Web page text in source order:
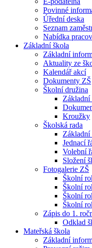
Povinné
Úřední deska
Seznam
Nabídka
Základní škola
Základní
Aktuality ze
Kalendář akcí
Dokumenty ZŠ
Školní družina
Základní
Kroužky
Školská rada
Základní
Jednací
Volební
Složení
Fotogalerie ZŠ
Školní
Školní
Školní
Školní
Zápis do 1.
Odklad
Mateřská škola
Základní